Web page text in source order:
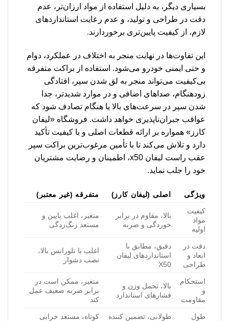
بسیاری دیگر، به دلیل استفاده از مواد ارزان‌تر، عدم
دقت در طراحی و تولید، و عدم رعایت استانداردهای
لازم، از کیفیت پایین‌تری برخوردارند.
این تفاوت‌ها در نهایت منجر به اختلاف در عملکرد، دوام
و حتی ایمنی خودرو می‌شود. استفاده از براکت متفرقه
بی‌کیفیت می‌تواند منجر به لق شدن سپر، افتادگی
زودهنگام، صداهای اضافی و در موارد شدیدتر، جدا
شدن سپر در سرعت‌های بالا یا هنگام تصادف شود که
عواقب جبران‌ناپذیری خواهد داشت. فروشگاه «لیفان
کارز» همواره بر ارائه قطعات اصلی و با کیفیت تأکید
دارد و تلاش می‌کند تا با تأمین مرغوب‌ترین براکت سپر
عقب راست لیفان x50، اطمینان و رضایت مشتریان
خود را جلب نماید.
ویژگی اصلی (لیفان کارز)
متفرقه (غیر معتبر)
کیفیت
مواد
اولیه
بالا، مقاوم در برابر
خوردگی و ضربه
متغیر، اغلب پایین و
مستعد زنگ‌زدگی
دقت در
ابعاد و
طراحی
دقیق، مطابق با
استانداردهای لیفان
X50
اغلب با تلورانس بالا،
نصب دشوار
استحکام
و
مقاومت
بالا، تحمل وزن و
فشارهای استاندارد
متغیر، ممکن است در
برابر ضربه ضعیف عمل
کند
طول
طولانی، تضمین کننده
کوتاه، مستعد خرابی